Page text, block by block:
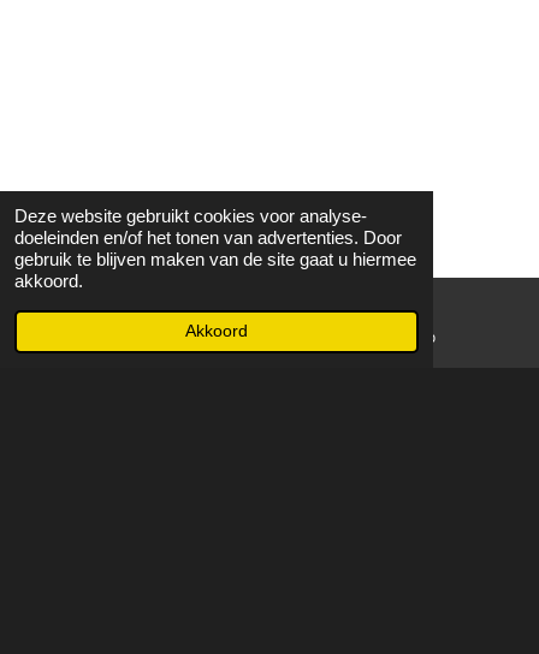
Deze website gebruikt cookies voor analyse-
doeleinden en/of het tonen van advertenties. Door
gebruik te blijven maken van de site gaat u hiermee
akkoord.
Akkoord WhatsApp